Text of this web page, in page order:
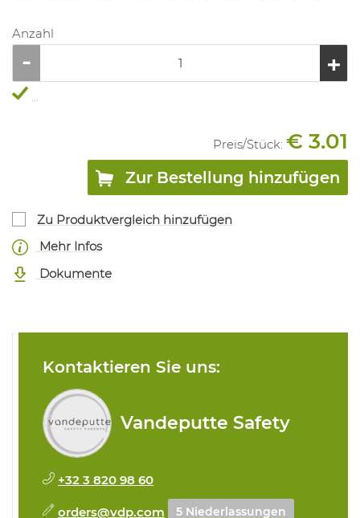
Anzahl
...
Preis/Stück: € 3.01
Zur Bestellung hinzufügen
Zu Produktvergleich hinzufügen
Mehr Infos
Dokumente
Kontaktieren Sie uns:
Vandeputte Safety
+32 3 820 98 60
orders@vdp.com 5 Niederlassungen